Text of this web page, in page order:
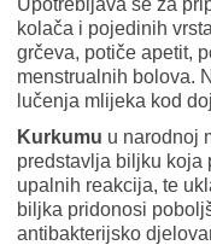
Upotrebljava se za
kolača i pojedinih
grčeva, potiče apetit,
menstrualnih bolova.
lučenja mlijeka kod
Kurkumu u narodnoj
predstavlja biljku koja
upalnih reakcija, te
biljka pridonosi
antibakterijsko